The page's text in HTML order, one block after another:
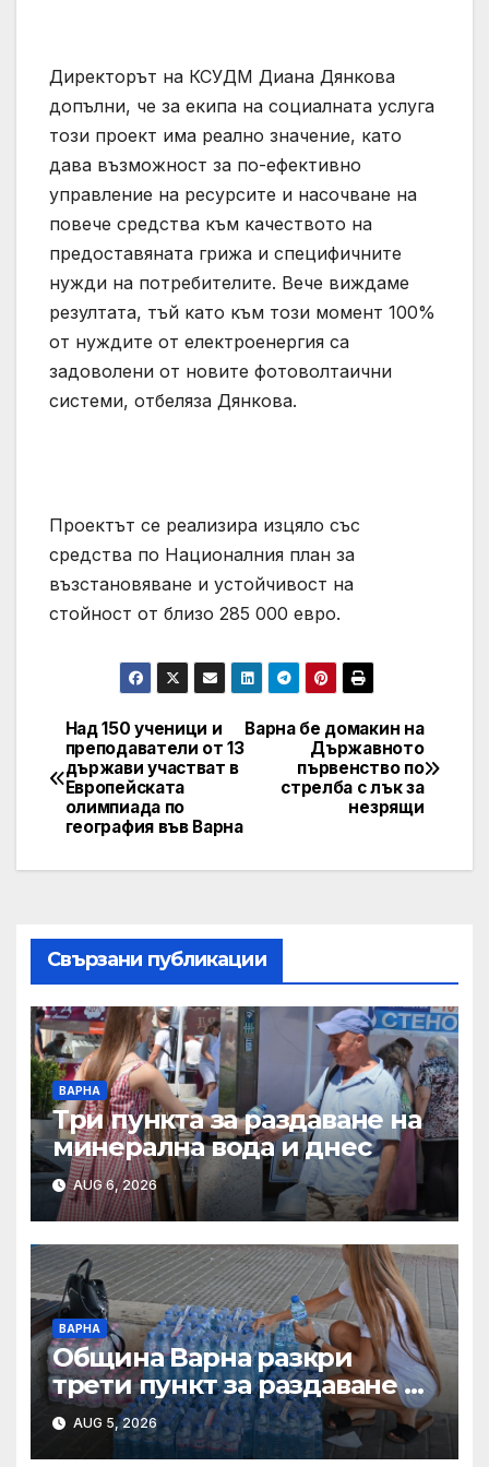
Директорът на КСУДМ Диана Дянкова
допълни, че за екипа на социалната услуга
този проект има реално значение, като
дава възможност за по-ефективно
управление на ресурсите и насочване на
повече средства към качеството на
предоставяната грижа и специфичните
нужди на потребителите. Вече виждаме
резултата, тъй като към този момент 100%
от нуждите от електроенергия са
задоволени от новите фотоволтаични
системи, отбеляза Дянкова.
Проектът се реализира изцяло със
средства по Националния план за
възстановяване и устойчивост на
стойност от близо 285 000 евро.
Post
navigation
Варна бе домакин на
Държавното
първенство по
стрелба с лък за
незрящи
Над 150 ученици и
преподаватели от 13
държави участват в
Европейската
олимпиада по
география във Варна
Свързани публикации
ВАРНА
Три пункта за раздаване на
минерална вода и днес
AUG 6, 2026
ВАРНА
Община Варна разкри
трети пункт за раздаване на
минерална вода
AUG 5, 2026